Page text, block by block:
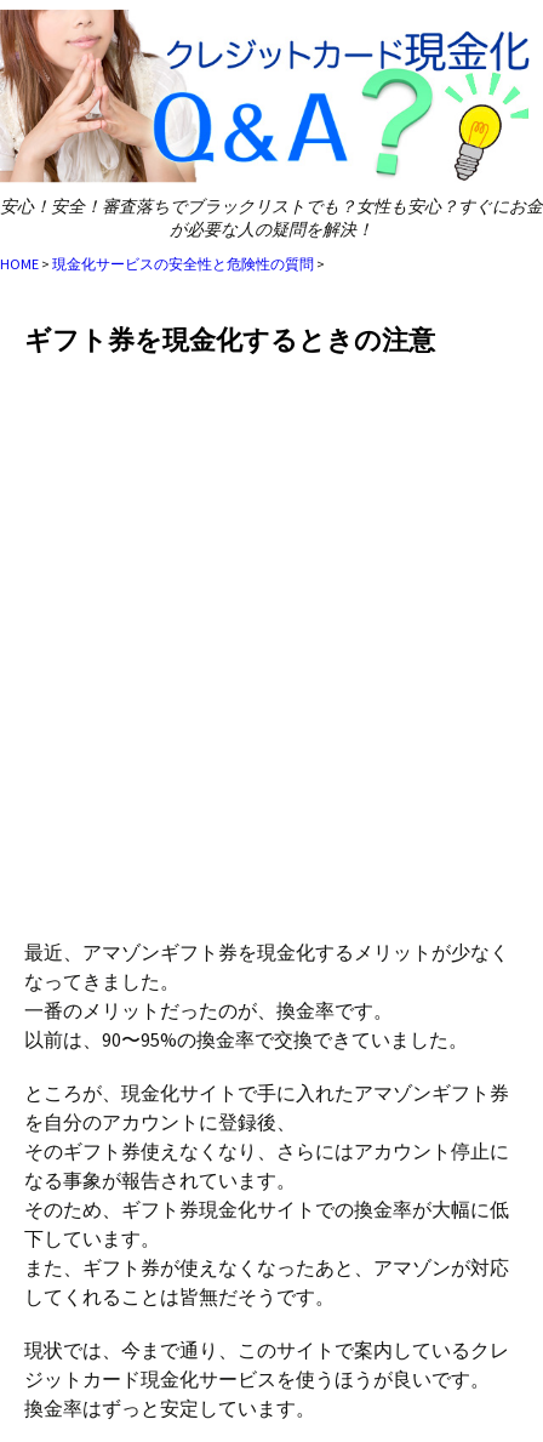
安心！安全！審査落ちでブラックリストでも？女性も安心？すぐにお金
が必要な人の疑問を解決！
HOME > 現金化サービスの安全性と危険性の質問 >
ギフト券を現金化するときの注意
最近、アマゾンギフト券を現金化するメリットが少なく
なってきました。
一番のメリットだったのが、換金率です。
以前は、90〜95%の換金率で交換できていました。
ところが、現金化サイトで手に入れたアマゾンギフト券
を自分のアカウントに登録後、
そのギフト券使えなくなり、さらにはアカウント停止に
なる事象が報告されています。
そのため、ギフト券現金化サイトでの換金率が大幅に低
下しています。
また、ギフト券が使えなくなったあと、アマゾンが対応
してくれることは皆無だそうです。
現状では、今まで通り、このサイトで案内しているクレ
ジットカード現金化サービスを使うほうが良いです。
換金率はずっと安定しています。